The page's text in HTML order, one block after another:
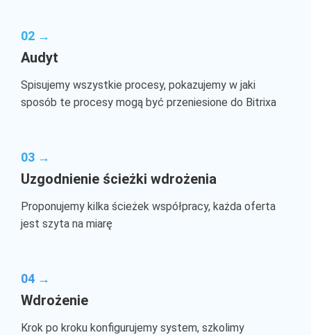
02 →
Audyt
Spisujemy wszystkie procesy, pokazujemy w jaki
sposób te procesy mogą być przeniesione do Bitrixa
03 →
Uzgodnienie ścieżki wdrożenia
Proponujemy kilka ścieżek współpracy, każda oferta
jest szyta na miarę
04 →
Wdrożenie
Krok po kroku konfigurujemy system, szkolimy